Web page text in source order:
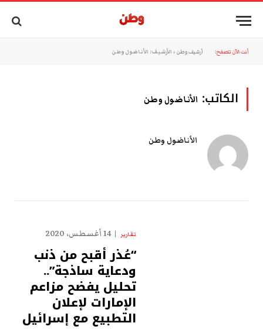
أنت الآن تتصفح: أرشيف وطن » الأرشيف: الأناضول وطن
الكاتب: الأناضول وطن
الأناضول وطن
تقارير 14 أغسطس، 2020
“عُذر أقبح من ذنب
ودعاية ساذجة”..
تحليل يفضح مزاعم
الإمارات لإعلان
التطبيع مع إسرائيل